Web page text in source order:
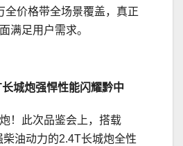
全价格带全场景覆盖，真正
满足用户需求。
长城炮强悍性能闪耀黔中
！此次品鉴会上，搭载
油动力的2.4T长城炮全性